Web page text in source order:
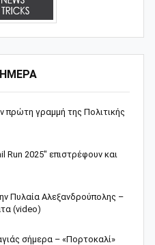
πρώτη γραμμή της Πολιτικής
Run 2025" επιστρέφουν και
Πυλαία Αλεξανδρούπολης –
(video)
σήμερα – «Πορτοκαλί»